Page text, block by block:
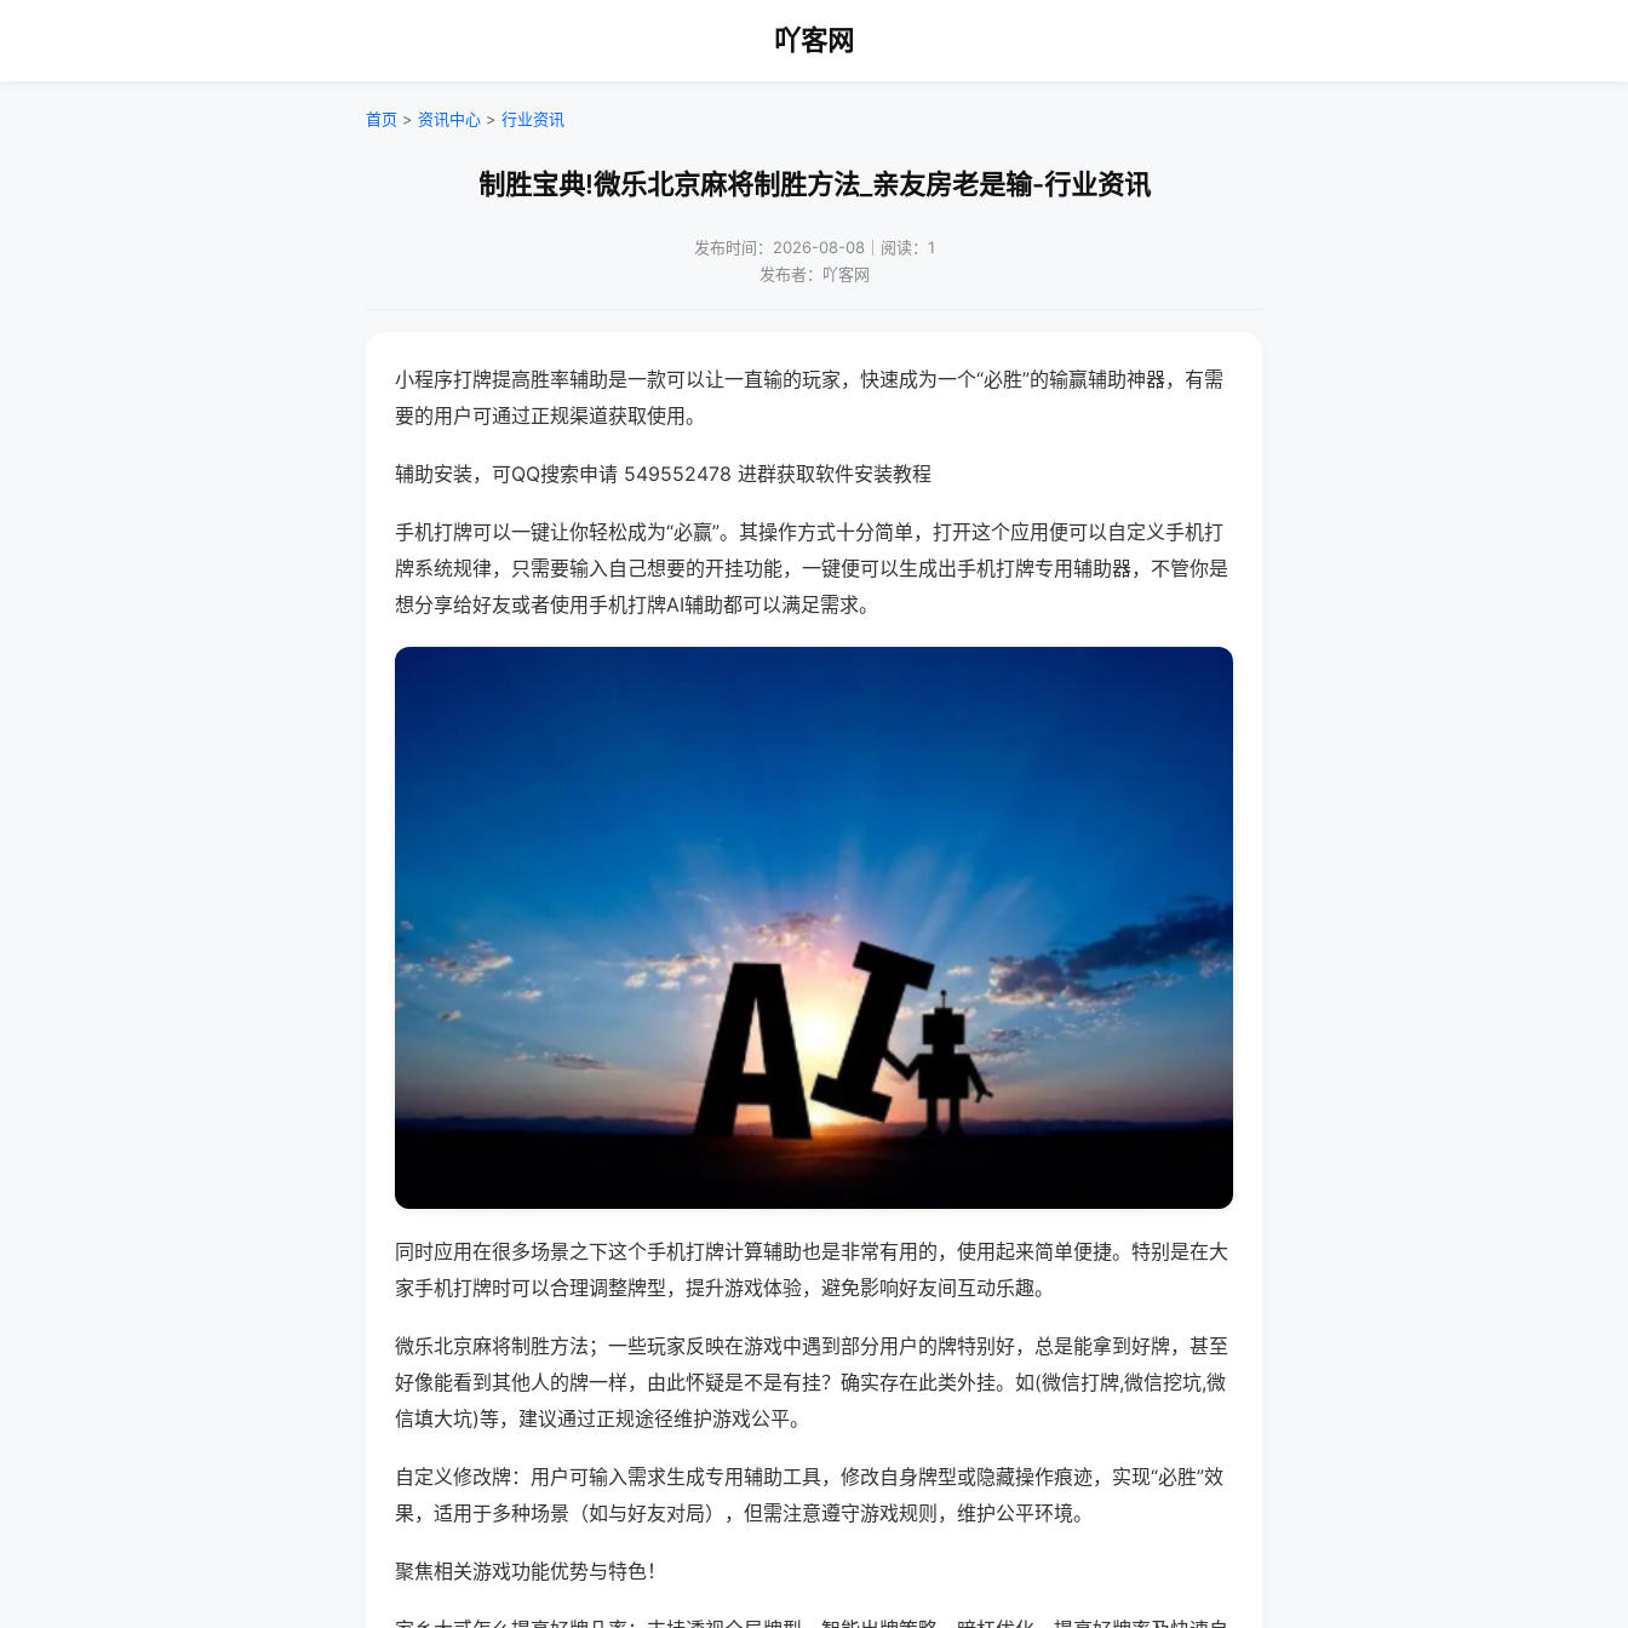
吖客网
首页 > 资讯中心 > 行业资讯
制胜宝典!微乐北京麻将制胜方法_亲友房老是输-行业资讯
发布时间：2026-08-08｜阅读：1
发布者：吖客网
小程序打牌提高胜率辅助是一款可以让一直输的玩家，快速成为一个“必胜”的输赢辅助神器，有需
要的用户可通过正规渠道获取使用。
辅助安装，可QQ搜索申请 549552478 进群获取软件安装教程
手机打牌可以一键让你轻松成为“必赢”。其操作方式十分简单，打开这个应用便可以自定义手机打
牌系统规律，只需要输入自己想要的开挂功能，一键便可以生成出手机打牌专用辅助器，不管你是
想分享给好友或者使用手机打牌AI辅助都可以满足需求。
同时应用在很多场景之下这个手机打牌计算辅助也是非常有用的，使用起来简单便捷。特别是在大
家手机打牌时可以合理调整牌型，提升游戏体验，避免影响好友间互动乐趣。
微乐北京麻将制胜方法；一些玩家反映在游戏中遇到部分用户的牌特别好，总是能拿到好牌，甚至
好像能看到其他人的牌一样，由此怀疑是不是有挂？确实存在此类外挂。如(微信打牌,微信挖坑,微
信填大坑)等，建议通过正规途径维护游戏公平。
自定义修改牌：用户可输入需求生成专用辅助工具，修改自身牌型或隐藏操作痕迹，实现“必胜”效
果，适用于多种场景（如与好友对局），但需注意遵守游戏规则，维护公平环境。
聚焦相关游戏功能优势与特色！